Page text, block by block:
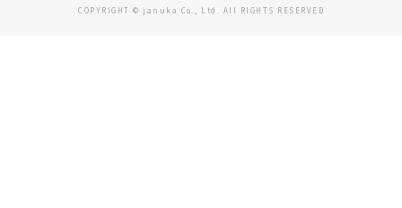
COPYRIGHT © januka Co., Ltd. All RIGHTS RESERVED